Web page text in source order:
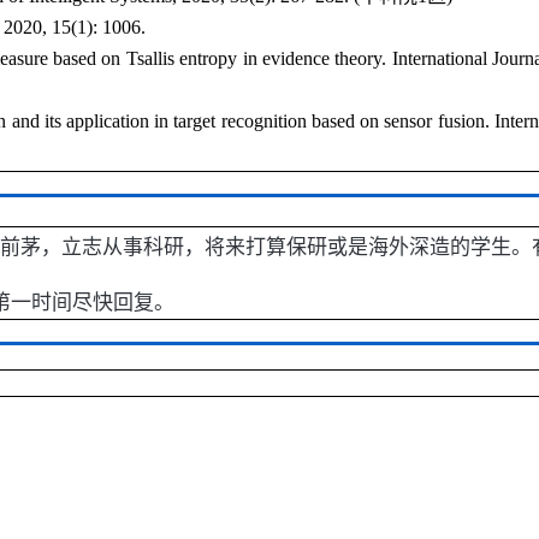
15(1): 1006.
based on Tsallis entropy in evidence theory. International
its application in target recognition based on sensor fusion.
茅，立志从事科研，将来打算保研或是海外深造的学生。
一时间尽快回复。